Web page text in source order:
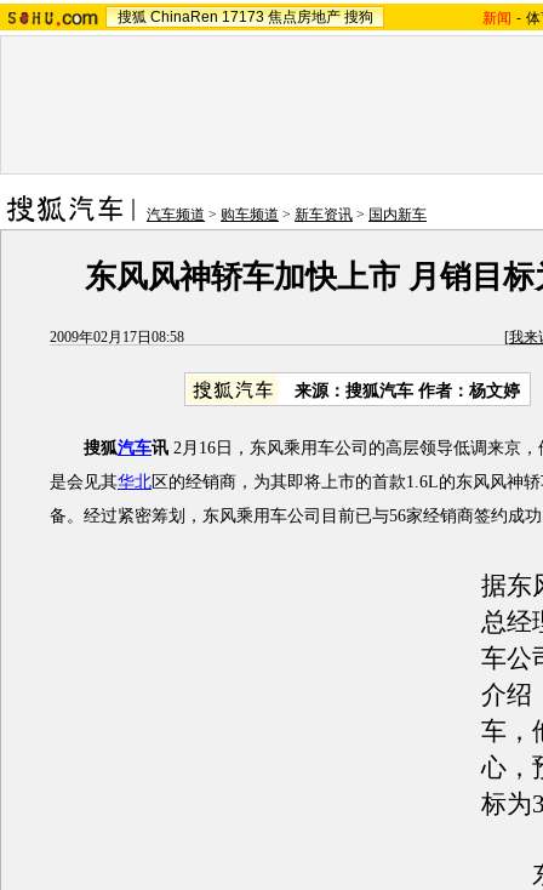
搜狐 ChinaRen 17173 焦点房地产 搜狗 新闻 -
汽车频道 > 购车频道 > 新车资讯 > 国内新车
东风风神轿车加快上市 月销目标
2009年02月17日08:58 [我来
来源：搜狐汽车 作者：杨文婷
搜狐汽车讯 2月16日，东风乘用车公司的高层领导低调来京
是会见其华北 区的经销商，为其即将上市的首款1.6L的东风风神
备。经过紧密筹划，东风乘用车公司目前已与56家经销商签约成
据东
总经
车公
介绍
车，
心，
标为
东